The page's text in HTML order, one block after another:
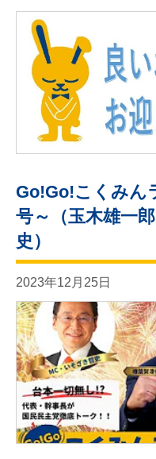
Go!Go!こくみん
号～（玉木雄一
史）
2023年12月25日